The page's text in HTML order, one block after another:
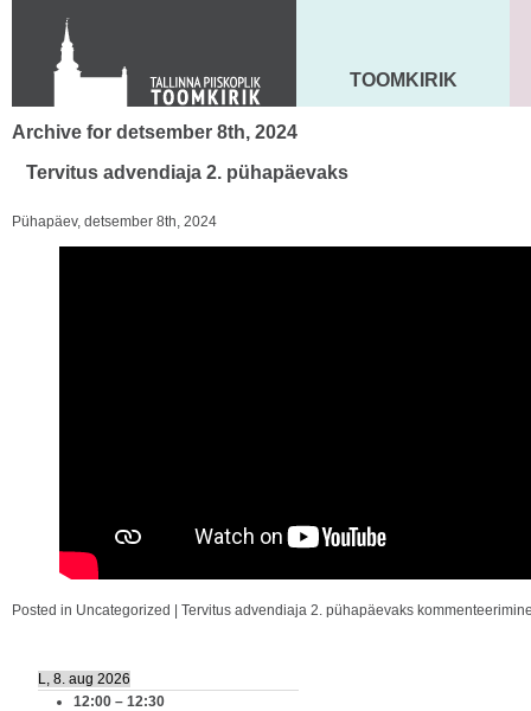
KONTAKT
Toom-Kooli 6, 10130 TALLINN
tallinna.toom@eelk.ee
MAARJA KIRIK
TOOMKIRIK
Archive for detsember 8th, 2024
Tervitus advendiaja 2. pühapäevaks
Pühapäev, detsember 8th, 2024
Posted in Uncategorized Tervitus advendiaja 2. pühapäevaks
L, 8. aug 2026
12:00 – 12:30